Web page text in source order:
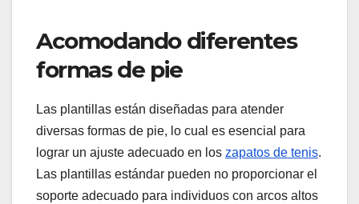
Acomodando diferentes
formas de pie
Las plantillas están diseñadas para atender
diversas formas de pie, lo cual es esencial para
lograr un ajuste adecuado en los zapatos de tenis.
Las plantillas estándar pueden no proporcionar el
soporte adecuado para individuos con arcos altos